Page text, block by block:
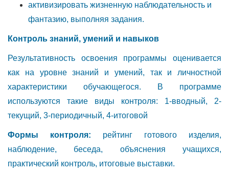
активизировать жизненную наблюдательность и
фантазию, выполняя задания.
Контроль знаний, умений и навыков
Результативность освоения программы оценивается
как на уровне знаний и умений, так и личностной
характеристики обучающегося. В программе
используются такие виды контроля: 1-вводный, 2-
текущий, 3-периодичный, 4-итоговой
Формы контроля: рейтинг готового изделия,
наблюдение, беседа, объяснения учащихся,
практический контроль, итоговые выставки.